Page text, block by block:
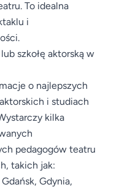
To idealna
i
szkołę aktorską w
o najlepszych
i studiach
kilka
pedagogów teatru
takich jak:
Gdynia,